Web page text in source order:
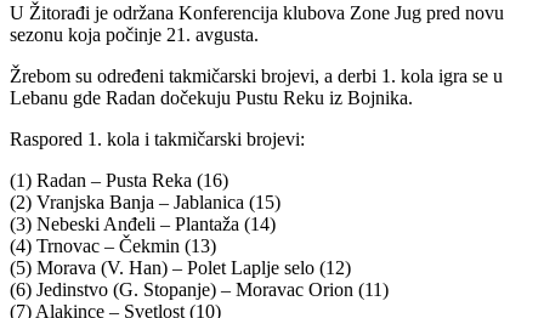
U Žitorađi je održana Konferencija klubova Zone Jug pred novu
sezonu koja počinje 21. avgusta.
Žrebom su određeni takmičarski brojevi, a derbi 1. kola igra se u
Lebanu gde Radan dočekuju Pustu Reku iz Bojnika.
Raspored 1. kola i takmičarski brojevi:
(1) Radan – Pusta Reka (16)
(2) Vranjska Banja – Jablanica (15)
(3) Nebeski Anđeli – Plantaža (14)
(4) Trnovac – Čekmin (13)
(5) Morava (V. Han) – Polet Laplje selo (12)
(6) Jedinstvo (G. Stopanje) – Moravac Orion (11)
(7) Alakince – Svetlost (10)